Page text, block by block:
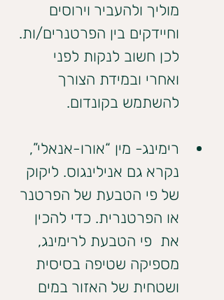
מוליך ולהעביר וירוסים
וחיידקים בין הפרטנרים/ות.
לכן חשוב לנקות לפני
ואחרי ובמידת הצורך
להשתמש בקונדום.
רימינג- מין “אורו-אנאלי”,
נקרא גם אנילינגוס. ליקוק
של פי הטבעת של הפרטנר
או הפרטנרית. כדי להכין
את  פי הטבעת לרימינג,
מספיקה שטיפה בסיסית
ושטחית של האזור במים